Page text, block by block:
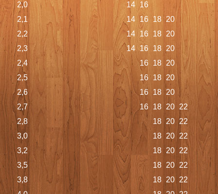
2,0
14 16
2,1
14 16 18 20
2,2
14 16 18 20
2,3
14 16 18 20
2,4
16 18 20
2,5
16 18 20
2,6
16 18 20
2,7
16 18 20 22
2,8
18 20 22
3,0
18 20 22
3,2
18 20 22
3,5
18 20 22
3,8
18 20 22